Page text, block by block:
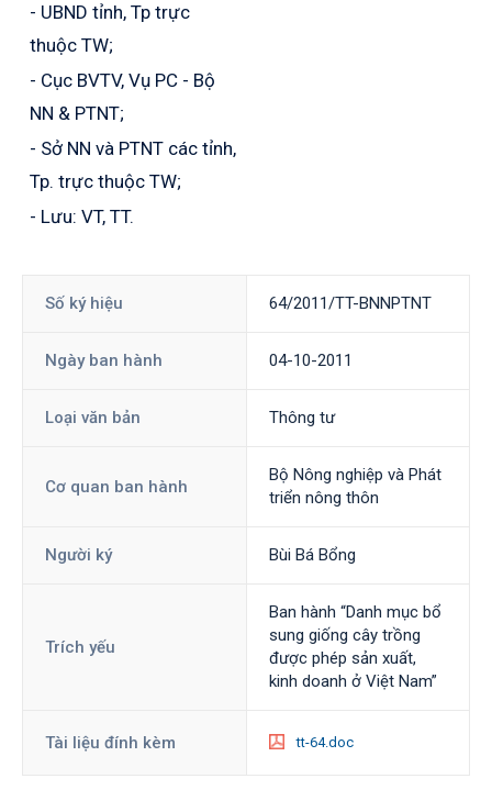
- UBND tỉnh, Tp trực
thuộc TW;
- Cục BVTV, Vụ PC - Bộ
NN & PTNT;
- Sở NN và PTNT các tỉnh,
Tp. trực thuộc TW;
- Lưu: VT, TT.
Số ký hiệu 64/2011/TT-BNNPTNT
Ngày ban hành 04-10-2011
Loại văn bản Thông tư
Cơ quan ban hành
Bộ Nông nghiệp và Phát
triển nông thôn
Người ký Bùi Bá Bổng
Trích yếu
Ban hành “Danh mục bổ
sung giống cây trồng
được phép sản xuất,
kinh doanh ở Việt Nam”
Tài liệu đính kèm tt-64.doc